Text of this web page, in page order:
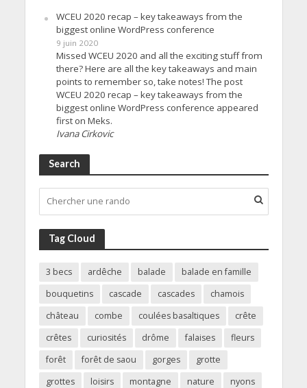
WCEU 2020 recap – key takeaways from the
biggest online WordPress conference
9 juin 2020
Missed WCEU 2020 and all the exciting stuff from
there? Here are all the key takeaways and main
points to remember so, take notes! The post
WCEU 2020 recap – key takeaways from the
biggest online WordPress conference appeared
first on Meks.
Ivana Cirkovic
Search
Tag Cloud
3 becs ardêche balade
balade en famille
bouquetins
cascade cascades
chamois
château
combe coulées basaltiques
crête
crêtes
curiosités drôme falaises
fleurs
forêt
forêt de saou gorges
grotte
grottes
loisirs montagne nature
nyons